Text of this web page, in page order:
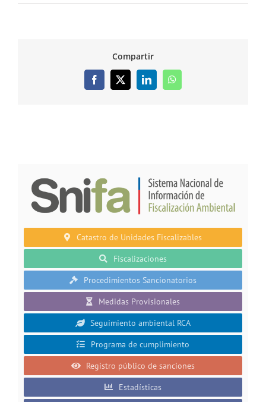
Compartir
Facebook
X LinkedInWhatsApp
Catastro de Unidades Fiscalizables
Fiscalizaciones
Procedimientos Sancionatorios
Medidas Provisionales
Seguimiento ambiental RCA
Programa de cumplimiento
Registro público de sanciones
Estadísticas